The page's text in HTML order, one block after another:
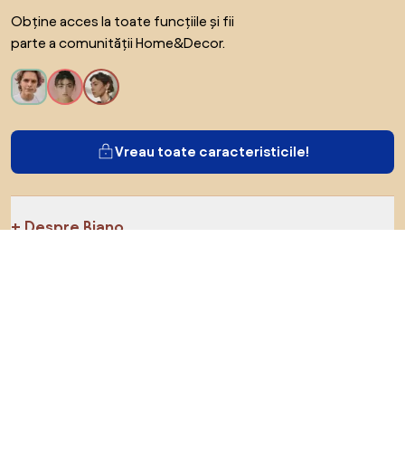
Obține acces la toate funcțiile și fii
parte a comunității Home&Decor.
Vreau toate caracteristicile!
Despre Biano